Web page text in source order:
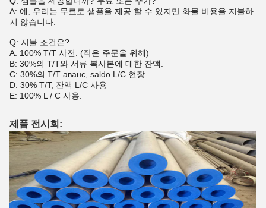
A: 예, 우리는 무료로 샘플을 제공 할 수 있지만 화물 비용을 지불하
지 않습니다.
Q: 지불 조건은?
A: 100% T/T 사전. (작은 주문을 위해)
B: 30%의 T/T와 서류 복사본에 대한 잔액.
C: 30%의 T/T аванс, saldo L/C 현장
D: 30% T/T, 잔액 L/C 사용
E: 100% L / C 사용.
제품 전시회: